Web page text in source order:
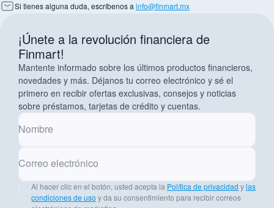
Si tienes alguna duda, escríbenos a info@finmart.mx
¡Únete a la revolución financiera de
Finmart!
Mantente informado sobre los últimos productos financieros,
novedades y más. Déjanos tu correo electrónico y sé el
primero en recibir ofertas exclusivas, consejos y noticias
sobre préstamos, tarjetas de crédito y cuentas.
Nombre
Correo electrónico
Al hacer clic en el botón, usted acepta la Política de privacidad ylas
condiciones de uso y da su consentimiento para recibir correos